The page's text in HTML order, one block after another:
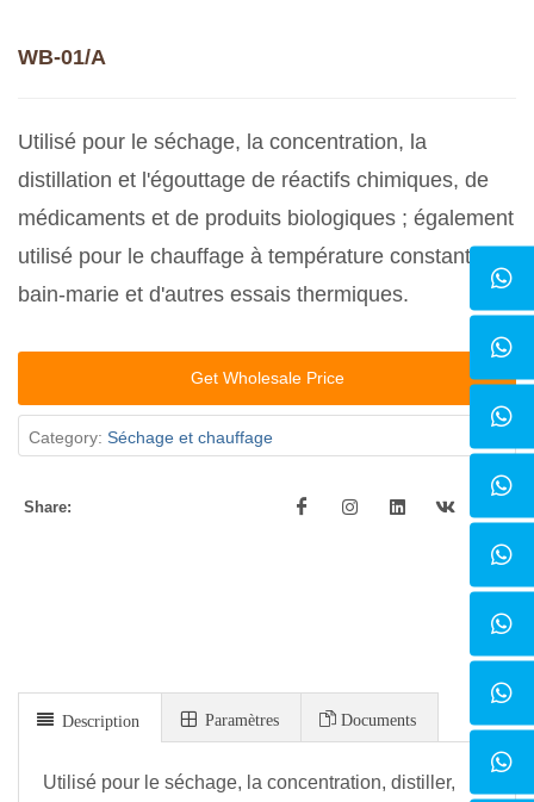
WB-01/A
Utilisé pour le séchage, la concentration, la
distillation et l'égouttage de réactifs chimiques, de
médicaments et de produits biologiques ; également
utilisé pour le chauffage à température constante en
bain-marie et d'autres essais thermiques.
Get Wholesale Price
Category: Séchage et chauffage
Share:
Description Paramètres Documents
Utilisé pour le séchage, la concentration, distiller,